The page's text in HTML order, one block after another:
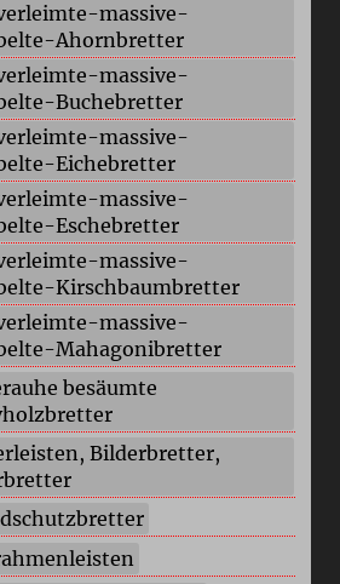
massive-
Ahornbretter
massive-
Buchebretter
massive-
Eichebretter
massive-
Eschebretter
massive-
Kirschbaumbretter
massive-
Mahagonibretter
besäumte
Bilderbretter,